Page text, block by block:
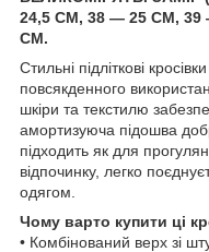
24,5 СМ, 38 — 25 СМ,
СМ.
Стильні підліткові
повсякденного
шкіри та текстилю
амортизуюча підошва
підходить як для
відпочинку, легко
одягом.
Чому варто купити ці
• Комбінований верх зі